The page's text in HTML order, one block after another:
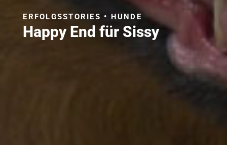
Happy End für Sissy
ERFOLGSSTORIES • HUNDE